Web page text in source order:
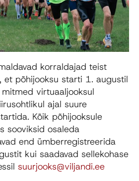
korraldajad teist
et põhijooksu starti 1. augustil
virtuaaljooksul
ajal suure
Kõik põhijooksule
sooviksid osaleda
end ümberregistreerida
kui saadavad sellekohase
suurjooks@viljandi.ee